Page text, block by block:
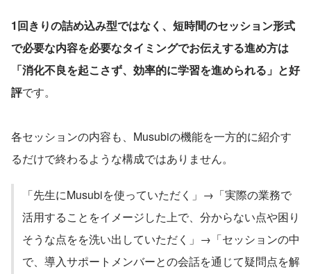
1回きりの詰め込み型ではなく、短時間のセッション形式
で必要な内容を必要なタイミングでお伝えする進め方は
「消化不良を起こさず、効率的に学習を進められる」と好
評です。
各セッションの内容も、Musubiの機能を一方的に紹介す
るだけで終わるような構成ではありません。
「先生にMusubiを使っていただく」→「実際の業務で
活用することをイメージした上で、分からない点や困り
そうな点をを洗い出していただく」→「セッションの中
で、導入サポートメンバーとの会話を通じて疑問点を解